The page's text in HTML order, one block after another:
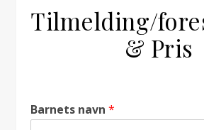
Tilmelding/
& Pris
Barnets navn *